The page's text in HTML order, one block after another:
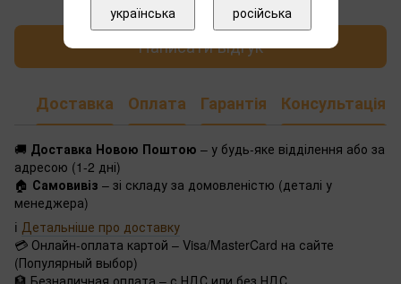
Написати відгук
Доставка Оплата Гарантія Консультація
🚚 Доставка Новою Поштою – у будь-яке відділення або за
адресою (1-2 дні)
🏠 Самовивіз – зі складу за домовленістю (деталі у
менеджера)
ℹ️ Детальніше про доставку
💳 Онлайн-оплата картой – Visa/MasterCard на сайте
(Популярный выбор)
🏦 Безналичная оплата – с НДС или без НДС
українська російська